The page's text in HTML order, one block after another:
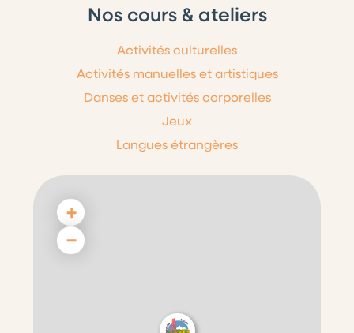
Nos cours & ateliers
Activités culturelles
Activités manuelles et artistiques
Danses et activités corporelles
Jeux
Langues étrangères
+
−